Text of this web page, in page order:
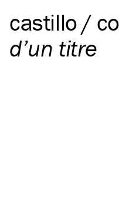
castillo /
d’un titre